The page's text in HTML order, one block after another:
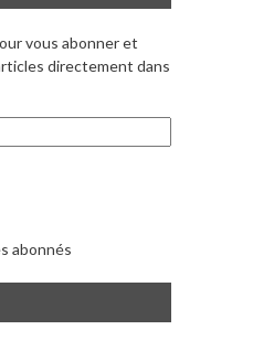
vous abonner et
directement dans
abonnés